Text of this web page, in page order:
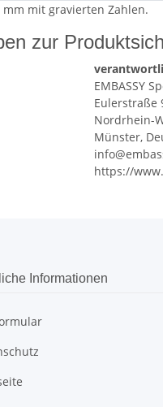
mit gravierten Zahlen.
zur
EMBASSY
Eulerstraße
Nordrhein-
Münster,
https://
Informationen